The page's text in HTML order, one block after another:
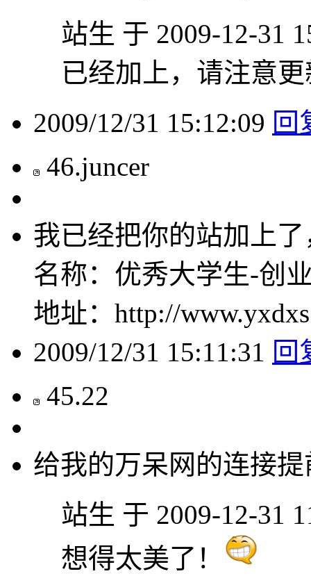
站生 于 2009-12-31
已经加上，请注意
2009/12/31 15:12:09 回
46.juncer
我已经把你的站加上
名称：优秀大学生-创
地址：http://
2009/12/31 15:11:31 回
45.22
给我的万呆网的连接
站生 于 2009-12-31
想得太美了！